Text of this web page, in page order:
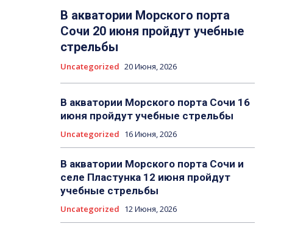
В акватории Морского порта
Сочи 20 июня пройдут учебные
стрельбы
Uncategorized 20 Июня, 2026
В акватории Морского порта Сочи 16
июня пройдут учебные стрельбы
Uncategorized 16 Июня, 2026
В акватории Морского порта Сочи и
селе Пластунка 12 июня пройдут
учебные стрельбы
Uncategorized 12 Июня, 2026